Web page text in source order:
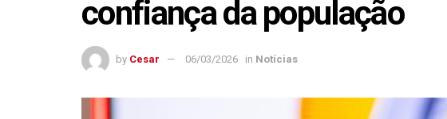
confiança da população
by Cesar 06/03/2026 in Notícias